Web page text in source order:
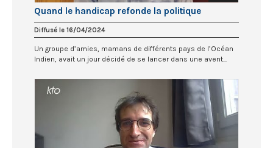
Quand le handicap refonde la politique
Diffusé le 16/04/2024
Un groupe d’amies, mamans de différents pays de l’Océan
Indien, avait un jour décidé de se lancer dans une avent...